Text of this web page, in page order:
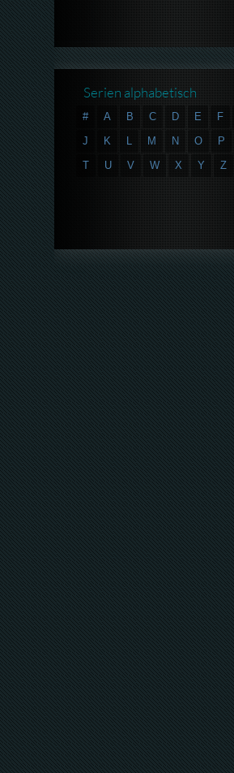
Serien alphabetisch
# A B C D E F
J
K L M N O P
T
U V W X Y Z